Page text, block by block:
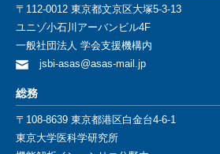
〒112-0012 東京都⽂京区⼤塚5-3-13
ユニゾ⼩⽯川アーバンビル4F
⼀般社団法⼈ 学会⽀援機構内
jsbi-asas@asas-mail.jp
総務
〒108-8639 東京都港区白金台4-6-1
東京大学医科学研究所